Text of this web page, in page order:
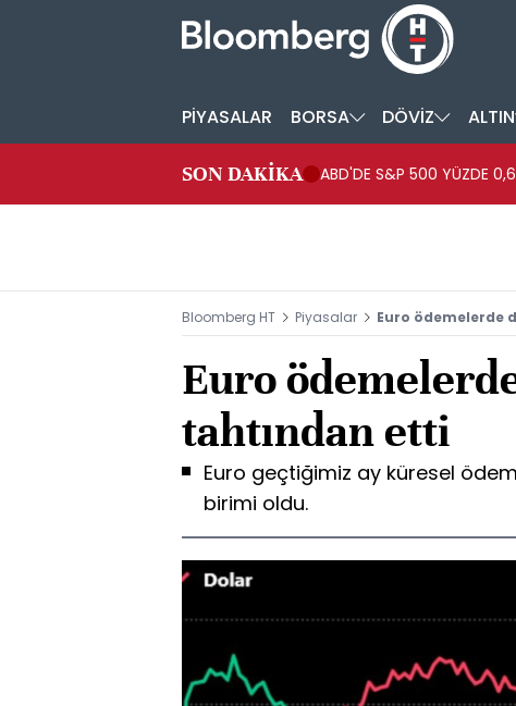
PİYASALAR BORSA DÖVİZ ALTIN
SON DAKİKA ABD'DE S&P 500 YÜZDE
Bloomberg HT Piyasalar Euro ödemelerde
Euro
tahtından etti
Euro geçtiğimiz ay küresel
birimi oldu.